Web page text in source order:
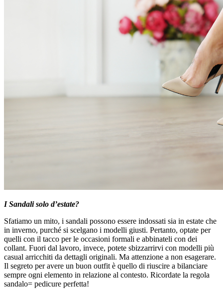
I Sandali solo d’estate?
Sfatiamo un mito, i sandali possono essere indossati sia in estate che
in inverno, purché si scelgano i modelli giusti. Pertanto, optate per
quelli con il tacco per le occasioni formali e abbinateli con dei
collant. Fuori dal lavoro, invece, potete sbizzarrirvi con modelli più
casual arricchiti da dettagli originali. Ma attenzione a non esagerare.
Il segreto per avere un buon outfit è quello di riuscire a bilanciare
sempre ogni elemento in relazione al contesto. Ricordate la regola
sandalo= pedicure perfetta!